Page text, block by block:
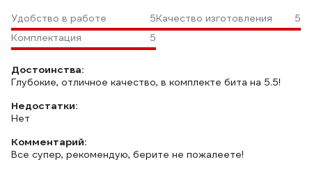
Удобство в работе 5Качество изготовления
5
Комплектация
5
Достоинства:
Глубокие, отличное качество, в комплекте бита на 5.5!
Недостатки:
Нет
Комментарий:
Все супер, рекомендую, берите не пожалеете!